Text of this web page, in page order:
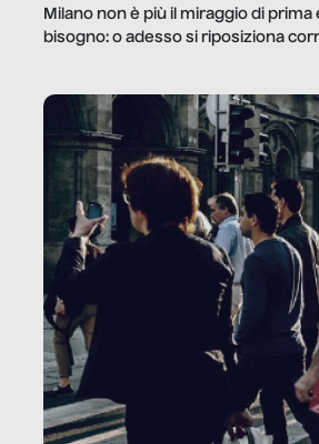
Milano non è più il miraggio di prima
bisogno: o adesso si riposiziona